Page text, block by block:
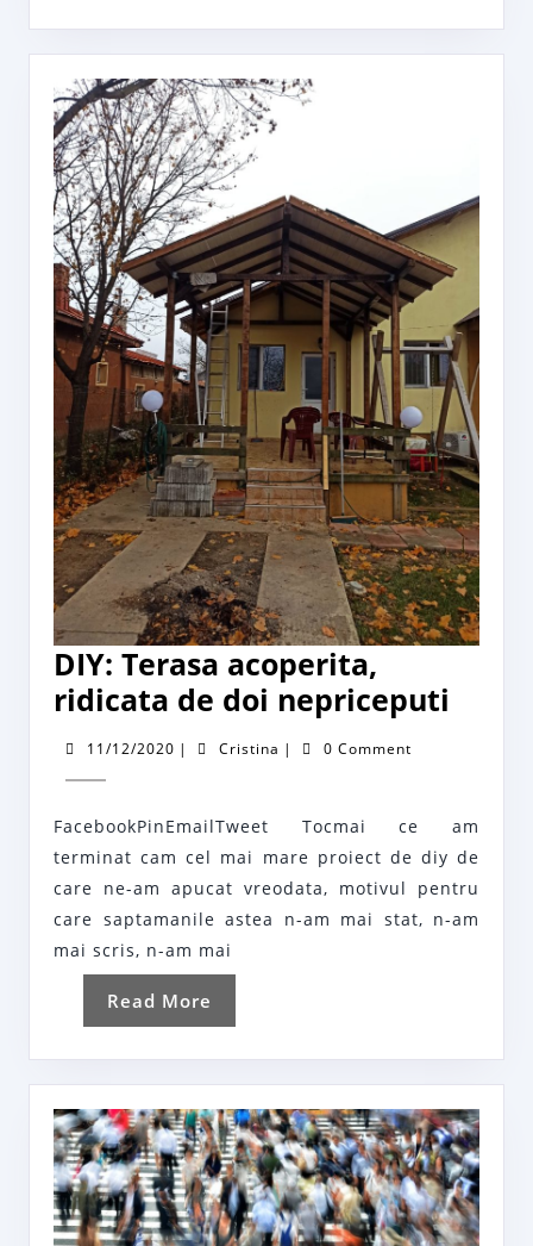
DIY: Terasa acoperita,
ridicata de doi nepriceputi
de
doi
11/12/2020 11/12/2020
| Cristina Cristina
| 0 Comment
FacebookPinEmailTweet Tocmai ce am
terminat cam cel mai mare proiect de diy de
care ne-am apucat vreodata, motivul pentru
care saptamanile astea n-am mai stat, n-am
mai scris, n-am mai
Read More
More